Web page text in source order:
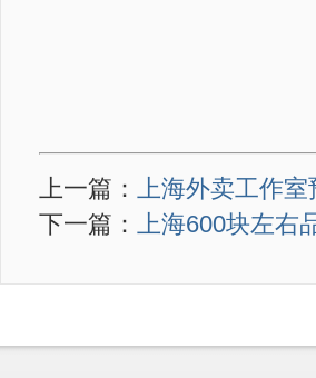
上一篇： 上海外卖工作
下一篇： 上海600块左右